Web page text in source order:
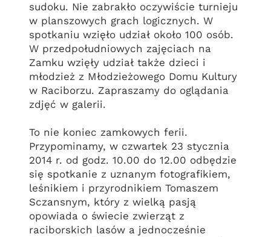
sudoku. Nie zabrakło oczywiście turnieju
w planszowych grach logicznych. W
spotkaniu wzięło udział około 100 osób.
W przedpołudniowych zajęciach na
Zamku wzięły udział także dzieci i
młodzież z Młodzieżowego Domu Kultury
w Raciborzu. Zapraszamy do oglądania
zdjęć w galerii.
To nie koniec zamkowych ferii.
Przypominamy, w czwartek 23 stycznia
2014 r. od godz. 10.00 do 12.00 odbędzie
się spotkanie z uznanym fotografikiem,
leśnikiem i przyrodnikiem Tomaszem
Sczansnym, który z wielką pasją
opowiada o świecie zwierząt z
raciborskich lasów a jednocześnie